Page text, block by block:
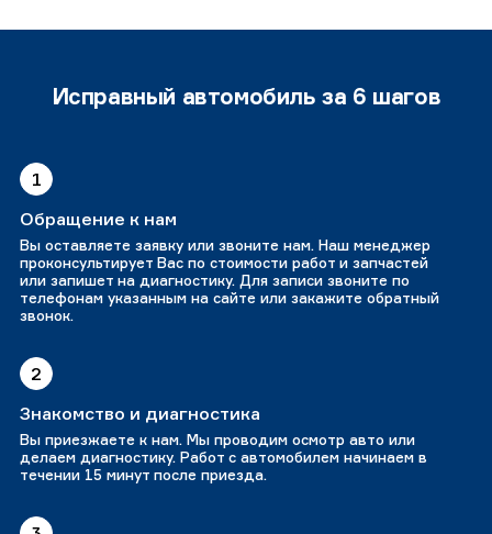
Исправный автомобиль за 6 шагов
1
Обращение к нам
Вы оставляете заявку или звоните нам. Наш менеджер
проконсультирует Вас по стоимости работ и запчастей
или запишет на диагностику. Для записи звоните по
телефонам указанным на сайте или закажите обратный
звонок.
2
Знакомство и диагностика
Вы приезжаете к нам. Мы проводим осмотр авто или
делаем диагностику. Работ с автомобилем начинаем в
течении 15 минут после приезда.